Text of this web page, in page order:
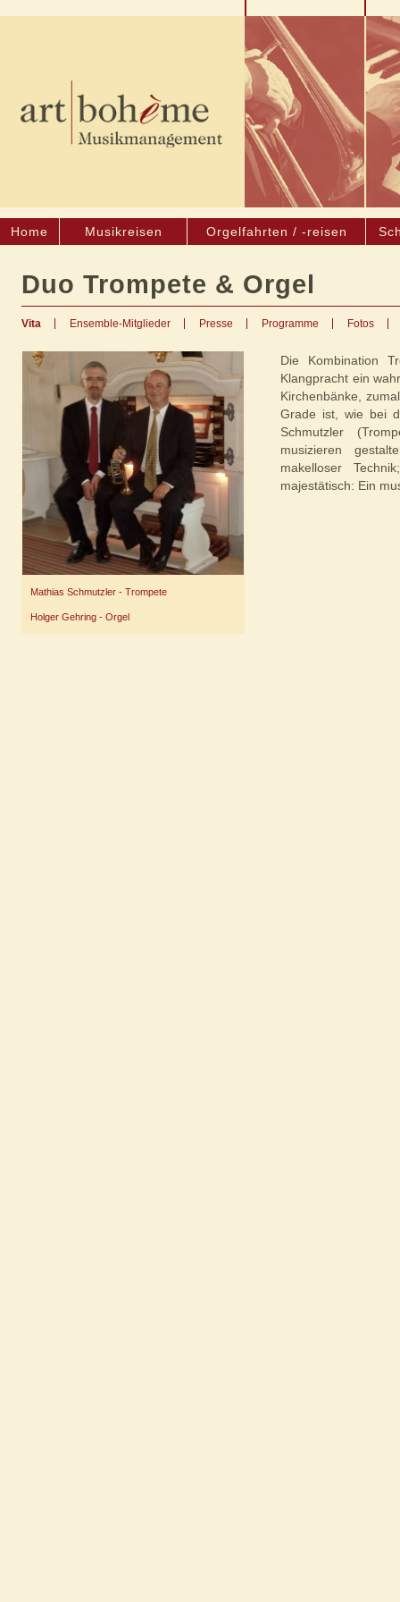
Home Musikreisen Orgelfahrten / -reisen
Duo Trompete & Orgel
Vita Ensemble-Mitglieder Presse Programme Fotos
Mathias Schmutzler - Trompete
Holger Gehring - Orgel
Die Kombination
Klangpracht ein
Kirchenbänke,
Grade ist, wie bei
Schmutzler
musizieren
makelloser
majestätisch: Ein